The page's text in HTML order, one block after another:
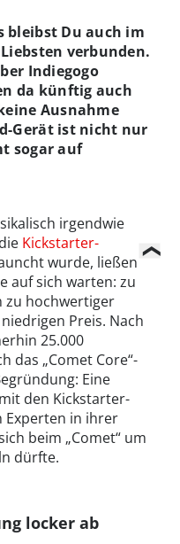
bleibst Du auch im
verbunden.
Indiegogo
da künftig auch
Ausnahme
Gerät ist nicht nur
sogar auf
irgendwie
Kickstarter-
wurde, ließen
auf sich warten: zu
zu hochwertiger
Preis. Nach
25.000
das „Comet Core“-
Eine
den Kickstarter-
Experten in ihrer
beim „Comet“ um
dürfte.
locker ab